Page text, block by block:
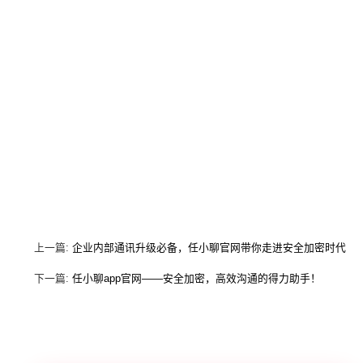
上一篇: 企业内部通讯升级必备，任小聊官网带你走进安全加密时代
下一篇: 任小聊app官网——安全加密，高效沟通的得力助手！